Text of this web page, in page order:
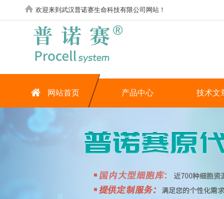
欢迎来到武汉普诺赛生命科技有限公司网站！
网站首页 产品中心 技术文